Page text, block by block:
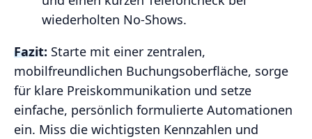
wiederholten No‑Shows.
Fazit: Starte mit einer zentralen,
mobilfreundlichen Buchungsoberfläche, sorge
für klare Preiskommunikation und setze
einfache, persönlich formulierte Automationen
ein. Miss die wichtigsten Kennzahlen und